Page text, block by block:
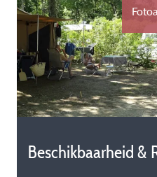
Beschikbaarheid &